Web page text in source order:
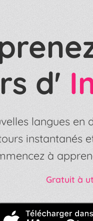
d'
langues
instantanés
à
Gratuit à